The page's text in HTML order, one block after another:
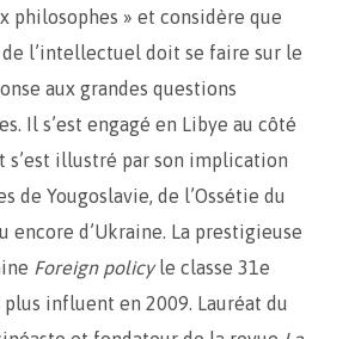
philosophes » et considère que
de l’intellectuel doit se faire sur le
aux grandes questions
Il s’est engagé en Libye au côté
s’est illustré par son implication
de Yougoslavie, de l’Ossétie du
encore d’Ukraine. La prestigieuse
Foreign policyle classe 31e
plus influent en 2009. Lauréat du